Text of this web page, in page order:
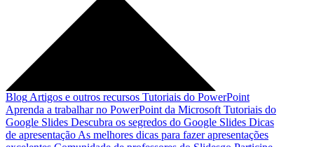
Blog Artigos e outros recursos Tutoriais do PowerPoint
Aprenda a trabalhar no PowerPoint da Microsoft Tutoriais do
Google Slides Descubra os segredos do Google Slides Dicas
de apresentação As melhores dicas para fazer apresentações